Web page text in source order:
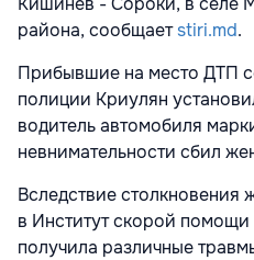
района, сообщаетstiri.md.
Прибывшие на место ДТП
полиции Криулян
водитель автомобиля
невнимательности сбил
Вследствие столкновения
в Институт скорой
получила различные